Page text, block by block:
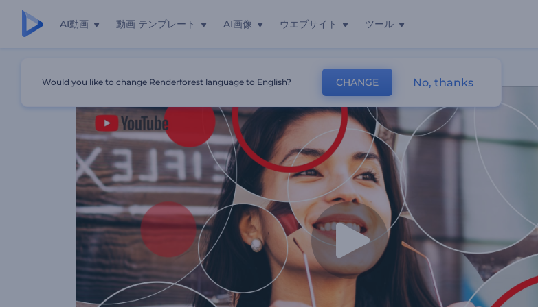
AI動画 動画 テンプレート AI画像 ウエブサイト ツール
YouTube チャネル用のプロモーションビデオ
Would you like to change Renderforest language to English? CHANGE No, thanks